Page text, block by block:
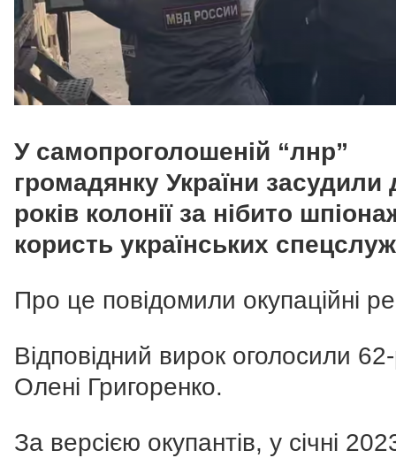
У самопроголошеній “лнр”
громадянку України засудили
років колонії за нібито
користь українських
Про це повідомили окупаційні
Відповідний вирок оголосили 62-
Олені Григоренко.
За версією окупантів, у січні